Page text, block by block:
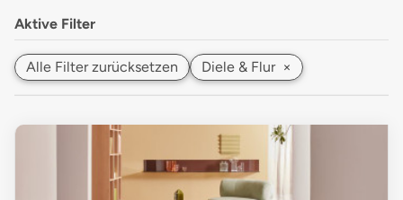
Aktive Filter
Alle Filter zurücksetzen Diele & Flur ×